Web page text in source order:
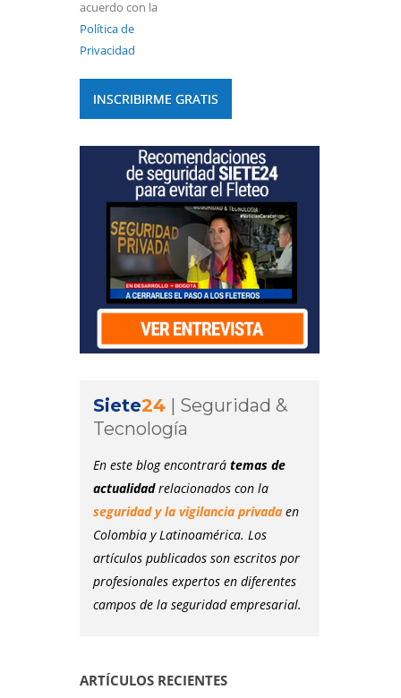
acuerdo con la
Política de
Privacidad
Siete24 | Seguridad &
Tecnología
En este blog encontrará temas de
actualidadrelacionados con la
seguridad y la vigilancia privada en
Colombia y Latinoamérica. Los
artículos publicados son escritos por
profesionales expertos en diferentes
campos de la seguridad empresarial.
ARTÍCULOS RECIENTES